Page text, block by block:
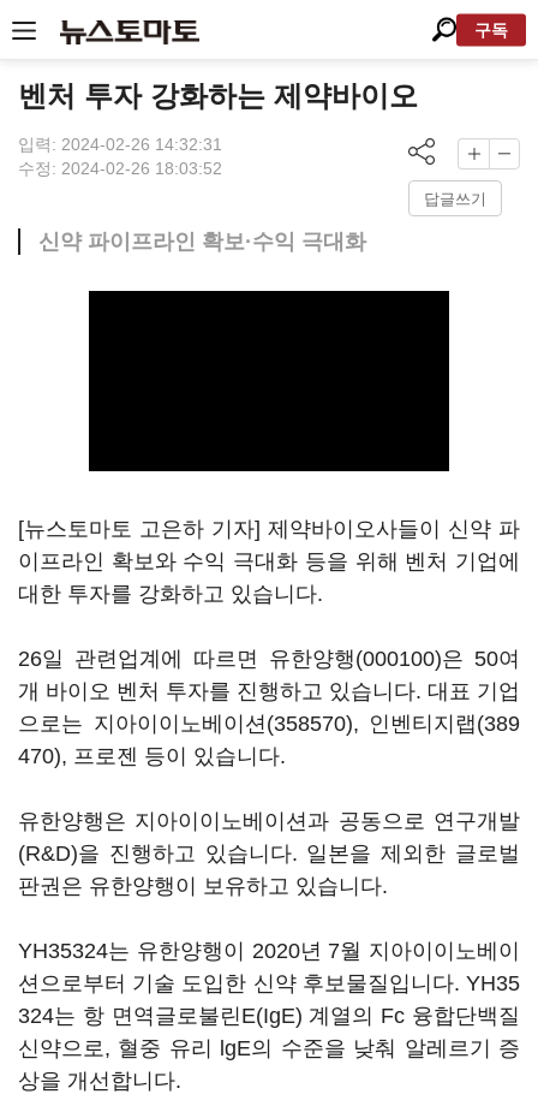
구독
벤처 투자 강화하는 제약바이오
입력: 2024-02-26 14:32:31
수정: 2024-02-26 18:03:52
답글쓰기
신약 파이프라인 확보·수익 극대화
[뉴스토마토 고은하 기자] 제약바이오사들이 신약 파
이프라인 확보와 수익 극대화 등을 위해 벤처 기업에
대한 투자를 강화하고 있습니다.
26일 관련업계에 따르면 유한양행(000100)은 50여
개 바이오 벤처 투자를 진행하고 있습니다. 대표 기업
으로는 지아이이노베이션(358570), 인벤티지랩(389
470), 프로젠 등이 있습니다.
유한양행은 지아이이노베이션과 공동으로 연구개발
(R&D)을 진행하고 있습니다. 일본을 제외한 글로벌
판권은 유한양행이 보유하고 있습니다.
YH35324는 유한양행이 2020년 7월 지아이이노베이
션으로부터 기술 도입한 신약 후보물질입니다. YH35
324는 항 면역글로불린E(IgE) 계열의 Fc 융합단백질
신약으로, 혈중 유리 lgE의 수준을 낮춰 알레르기 증
상을 개선합니다.